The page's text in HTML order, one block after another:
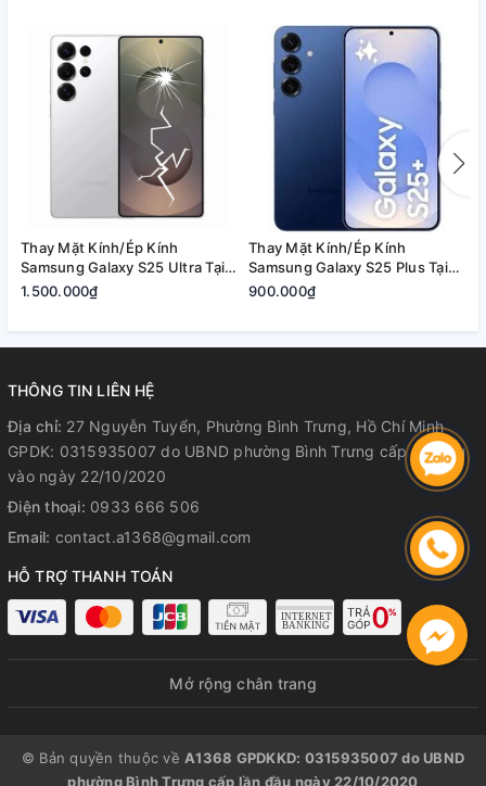
Thay Mặt Kính/Ép Kính
Samsung Galaxy S25 Ultra Tại
Quận 2, Tp. Thủ Đức | Bảo
1.500.000₫
Thay Mặt Kính/Ép Kính
Samsung Galaxy S25 Plus Tại
Quận 2, Tp. Thủ Đức | Bảo
900.000₫
THÔNG TIN LIÊN HỆ
Địa chỉ: 27 Nguyễn Tuyển, Phường Bình Trưng, Hồ Chí Minh
GPDK: 0315935007 do UBND phường Bình Trưng cấp lần đầu
vào ngày 22/10/2020
Điện thoại: 0933 666 506
Email: contact.a1368@gmail.com
HỖ TRỢ THANH TOÁN
Mở rộng chân trang
© Bản quyền thuộc về A1368 GPDKKD: 0315935007 do UBND
phường Bình Trưng cấp lần đầu ngày 22/10/2020